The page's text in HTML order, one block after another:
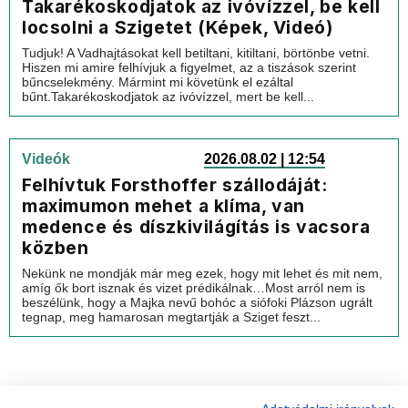
Takarékoskodjatok az ivóvízzel, be kell
locsolni a Szigetet (Képek, Videó)
Tudjuk! A Vadhajtásokat kell betiltani, kitiltani, börtönbe vetni.
Hiszen mi amire felhívjuk a figyelmet, az a tiszások szerint
bűncselekmény. Mármint mi követünk el ezáltal
bűnt.Takarékoskodjatok az ivóvízzel, mert be kell...
Videók 2026.08.02 | 12:54
Felhívtuk Forsthoffer szállodáját:
maximumon mehet a klíma, van
medence és díszkivilágítás is vacsora
közben
Nekünk ne mondják már meg ezek, hogy mit lehet és mit nem,
amíg ők bort isznak és vizet prédikálnak…Most arról nem is
beszélünk, hogy a Majka nevű bohóc a siófoki Plázson ugrált
tegnap, meg hamarosan megtartják a Sziget feszt...